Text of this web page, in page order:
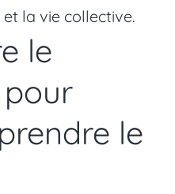
la vie collective.
le
le